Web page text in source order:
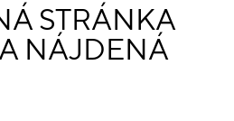
STRÁNKA
NÁJDENÁ